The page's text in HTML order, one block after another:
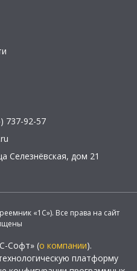
737-92-57
Селезнёвская, дом 21
«1С»). Все права на сайт
Софт» (о компании).
платформу